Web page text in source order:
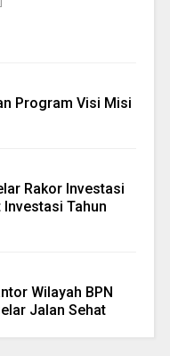
Program Visi Misi
Rakor Investasi
Tahun
Wilayah BPN
Jalan Sehat